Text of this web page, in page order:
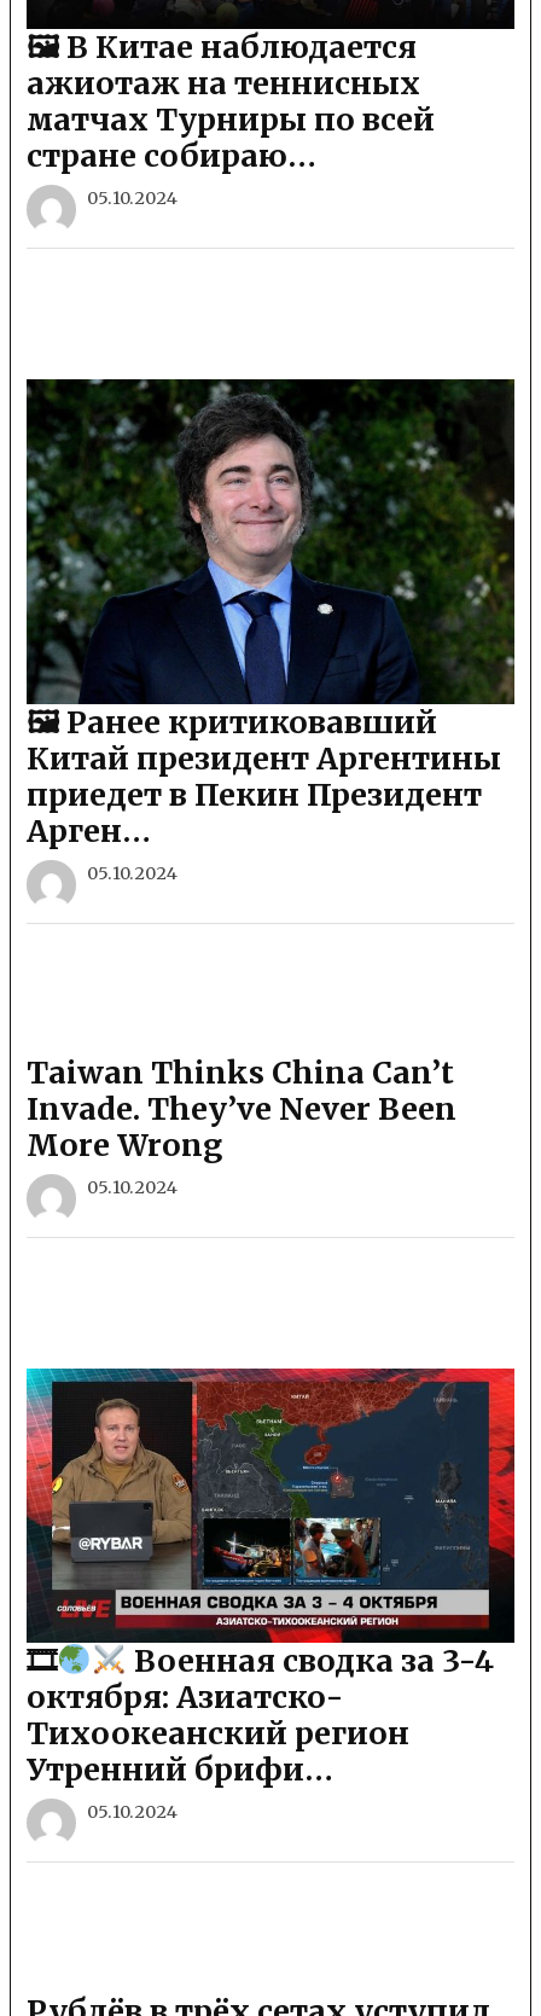
🖼 В Китае наблюдается
ажиотаж на теннисных
матчах Турниры по всей
стране собираю…
05.10.2024
🖼 Ранее критиковавший
Китай президент Аргентины
приедет в Пекин Президент
Арген…
05.10.2024
Taiwan Thinks China Can’t
Invade. They’ve Never Been
More Wrong
05.10.2024
🎞
Военная сводка за 3-4
октября: Азиатско-
Тихоокеанский регион
Утренний брифи…
05.10.2024